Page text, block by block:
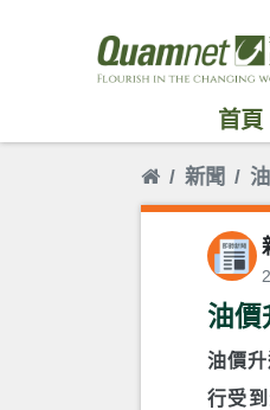
首頁
新聞
油價
油價
行受